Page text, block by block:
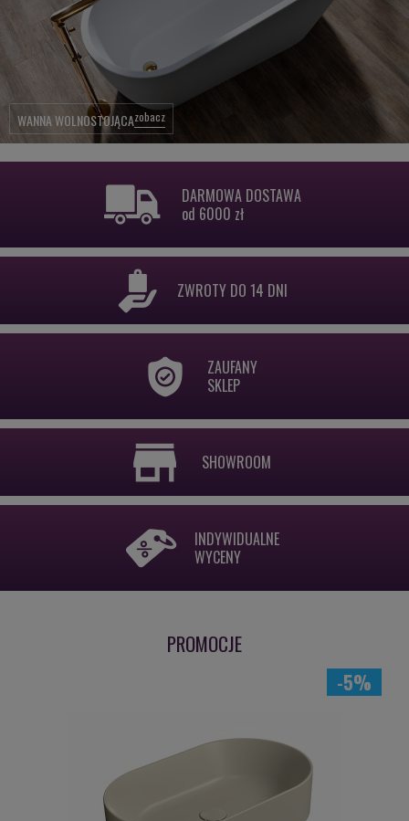
WANNA WOLNOSTOJĄCAzobacz
DARMOWA DOSTAWA
od 6000 zł
ZWROTY DO 14 DNI
ZAUFANY
SKLEP
SHOWROOM
INDYWIDUALNE
WYCENY
PROMOCJE
-5%